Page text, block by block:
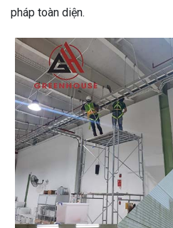
pháp toàn diện.